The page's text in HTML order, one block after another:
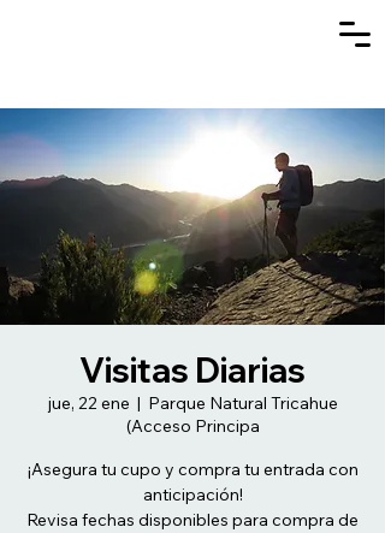
Visitas Diarias
jue, 22 ene
  |
Parque Natural Tricahue
(Acceso Principa
¡Asegura tu cupo y compra tu entrada con
anticipación!
Revisa fechas disponibles para compra de